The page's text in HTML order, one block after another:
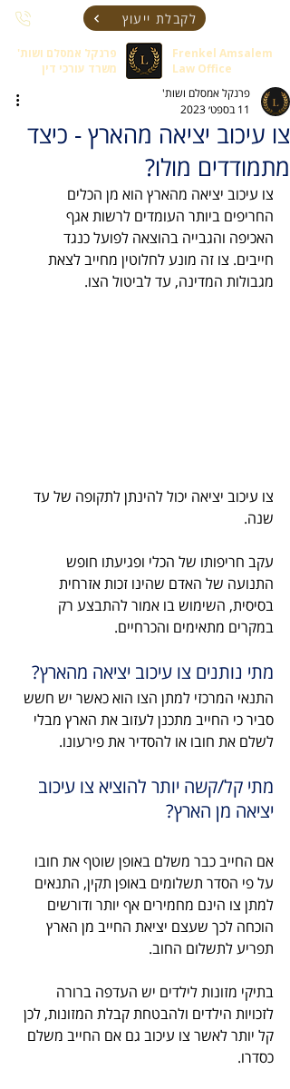
לקבלת ייעוץ
פרנקל אמסלם ושות'
משרד עורכי דין
Frenkel Amsalem
Law Office
צו עיכוב יציאה מהארץ - כיצד
מתמודדים מולו?
פרנקל אמסלם ושות'
11 בספט׳ 2023
צו עיכוב יציאה מהארץ הוא מן הכלים
החריפים ביותר העומדים לרשות אגף
האכיפה והגבייה בהוצאה לפועל כנגד
חייבים. צו זה מונע לחלוטין מחייב לצאת
מגבולות המדינה, עד לביטול הצו.
צו עיכוב יציאה יכול להינתן לתקופה של עד
שנה.
עקב חריפותו של הכלי ופגיעתו חופש
התנועה של האדם שהינו זכות אזרחית
בסיסית, השימוש בו אמור להתבצע רק
במקרים מתאימים והכרחיים.
מתי נותנים צו עיכוב יציאה מהארץ?
התנאי המרכזי למתן הצו הוא כאשר יש חשש
סביר כי החייב מתכנן לעזוב את הארץ מבלי
לשלם את חובו או להסדיר את פירעונו.
מתי קל/קשה יותר להוציא צו עיכוב
יציאה מן הארץ?
אם החייב כבר משלם באופן שוטף את חובו
על פי הסדר תשלומים באופן תקין, התנאים
למתן צו הינם מחמירים אף יותר ודורשים
הוכחה לכך שעצם יציאת החייב מן הארץ
תפריע לתשלום החוב.
בתיקי מזונות לילדים יש העדפה ברורה
לזכויות הילדים ולהבטחת קבלת המזונות, לכן
קל יותר לאשר צו עיכוב גם אם החייב משלם
כסדרו.